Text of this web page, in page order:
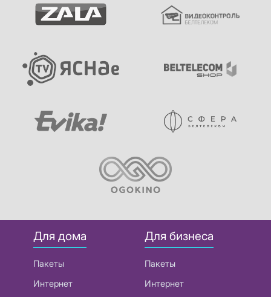
Для дома
Пакеты
Интернет
Для бизнеса
Пакеты
Интернет